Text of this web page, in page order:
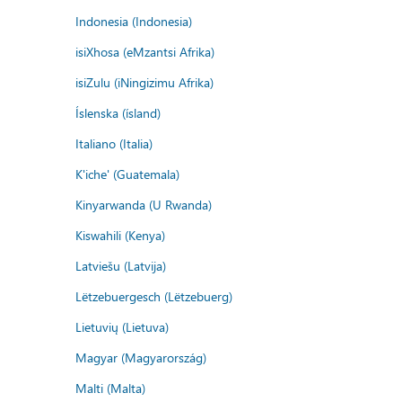
Indonesia (Indonesia)
isiXhosa (eMzantsi Afrika)
isiZulu (iNingizimu Afrika)
Íslenska (ísland)
Italiano (Italia)
K'iche' (Guatemala)
Kinyarwanda (U Rwanda)
Kiswahili (Kenya)
Latviešu (Latvija)
Lëtzebuergesch (Lëtzebuerg)
Lietuvių (Lietuva)
Magyar (Magyarország)
Malti (Malta)